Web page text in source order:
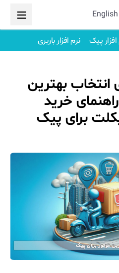
English
افزار پیک نرم افزار باربری
انتخاب بهترین
خرید
برای پیک